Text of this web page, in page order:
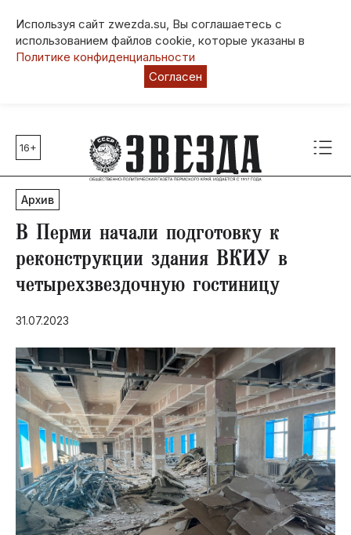
Используя сайт zwezda.su, Вы соглашаетесь с
использованием файлов cookie, которые указаны в
Политике конфиденциальности
Согласен
Главные темы
80 лет Победы
Молодежная столица РФ
СВО
Социальная поддержка
Инфраструктура
Благоустройство
16+
Архив
В Перми начали подготовку к
реконструкции здания ВКИУ в
четырехзвездочную гостиницу
31.07.2023